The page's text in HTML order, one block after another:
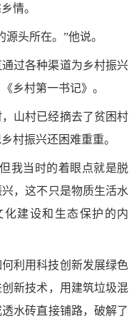
情。
头所在。”他说。
过各种渠道为乡村振兴
乡村第一书记》。
山村已经摘去了贫困村
村振兴还困难重重。
我当时的着眼点就是脱
，这不只是物质生活水
建设和生态保护的内
利用科技创新发展绿色
新技术，用建筑垃圾混
水砖直接铺路，破解了